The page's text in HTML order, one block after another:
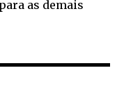
as demais